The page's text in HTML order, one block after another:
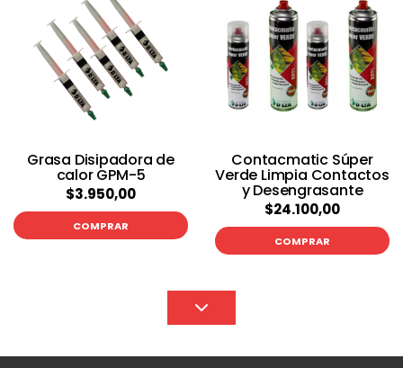
Grasa Disipadora de
calor GPM-5
$3.950,00
COMPRAR
Contacmatic Súper
Verde Limpia Contactos
y Desengrasante
$24.100,00
COMPRAR